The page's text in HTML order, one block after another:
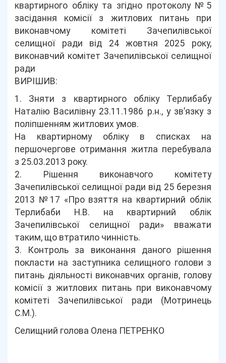
квартирного обліку та згідно протоколу №5
засідання комісії з житлових питань при
виконавчому комітеті Зачепилівської
селищної ради від 24 жовтня 2025 року,
виконавчий комітет Зачепилівської селищної
ради
ВИРІШИВ:
1. Зняти з квартирного обліку Терлибабу
Наталію Василівну 23.11.1986 р.н., у зв’язку з
поліпшенням житлових умов.
На квартирному обліку в списках на
першочергове отримання житла перебувала
з 25.03.2013 року.
2. Рішення виконавчого комітету
Зачепилівської селищної ради від 25 березня
2013 №17 «Про взяття на квартирний облік
Терлибаби Н.В. на квартирний облік
Зачепилівської селищної ради» вважати
таким, що втратило чинність.
3. Контроль за виконання даного рішення
покласти на заступника селищного голови з
питань діяльності виконавчих органів, голову
комісії з житлових питань при виконавчому
комітеті Зачепилівської ради (Мотринець
С.М.).
Селищний голова Олена ПЕТРЕНКО